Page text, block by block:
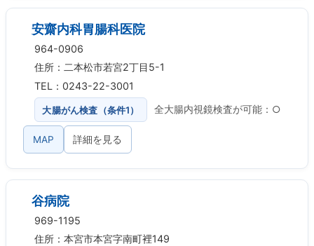
安齋内科胃腸科医院
964-0906
住所：二本松市若宮2丁目5-1
TEL：0243-22-3001
大腸がん検査（条件1） 全大腸内視鏡検査が可能：○
MAP 詳細を見る
谷病院
969-1195
住所：本宮市本宮字南町裡149